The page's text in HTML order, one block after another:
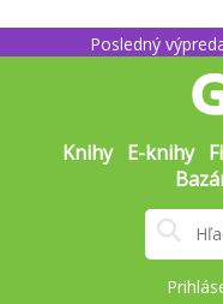
Posledný
Knihy E-knihy